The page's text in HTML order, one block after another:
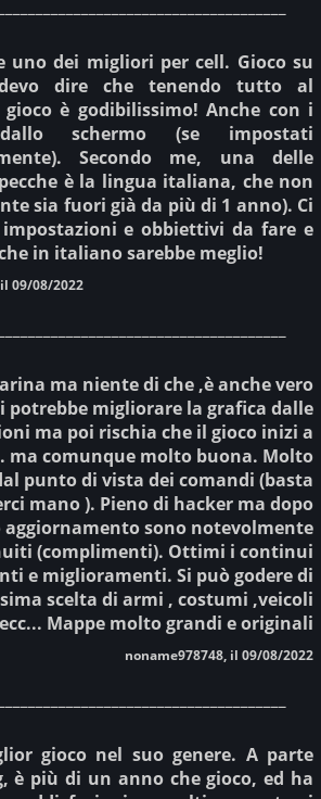
uno dei migliori per cell. Gioco su
dire che tenendo tutto al
è godibilissimo! Anche con i
schermo (se impostati
Secondo me, una delle
è la lingua italiana, che non
sia fuori già da più di 1 anno). Ci
e obbiettivi da fare e
in italiano sarebbe meglio!
09/08/2022
ma niente di che ,è anche vero
potrebbe migliorare la grafica dalle
ma poi rischia che il gioco inizi a
ma comunque molto buona. Molto
punto di vista dei comandi (basta
mano ). Pieno di hacker ma dopo
sono notevolmente
(complimenti). Ottimi i continui
e miglioramenti. Si può godere di
scelta di armi , costumi ,veicoli
ecc... Mappe molto grandi e originali
noname978748, il 09/08/2022
gioco nel suo genere. A parte
è più di un anno che gioco, ed ha